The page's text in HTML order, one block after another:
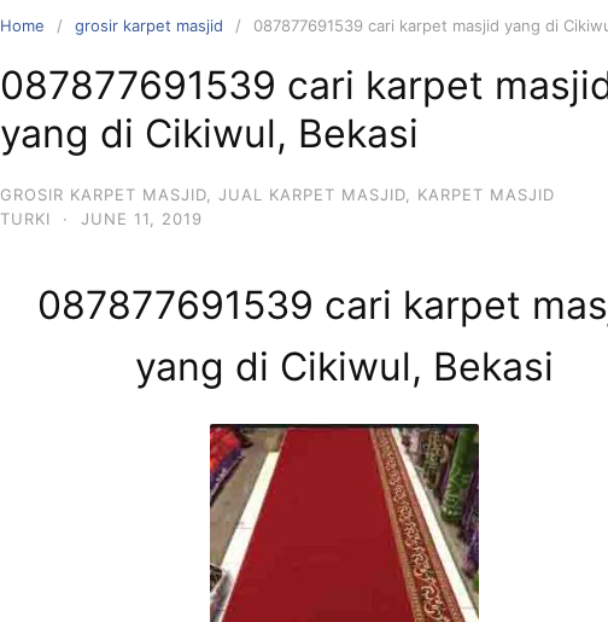
Home grosir karpet masjid 087877691539 cari karpet masjid yang di
087877691539 cari karpet
yang di Cikiwul, Bekasi
GROSIR KARPET MASJID JUAL KARPET MASJID
KARPET MASJID
TURKI
· JUNE 11, 2019
087877691539 cari karpet
yang di Cikiwul, Bekasi